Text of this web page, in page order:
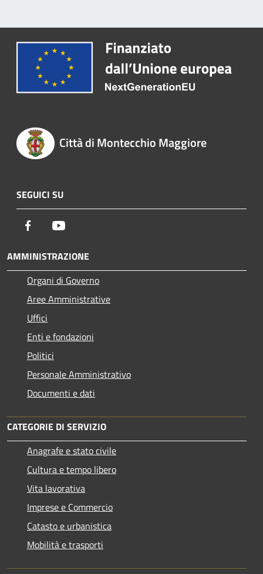
Città di Montecchio Maggiore
SEGUICI SU
Facebook
AMMINISTRAZIONE
Organi di Governo
Aree Amministrative
Uffici
Enti e fondazioni
Politici
Personale Amministrativo
Documenti e dati
CATEGORIE DI SERVIZIO
Anagrafe e stato civile
Cultura e tempo libero
Vita lavorativa
Imprese e Commercio
Catasto e urbanistica
Mobilità e trasporti